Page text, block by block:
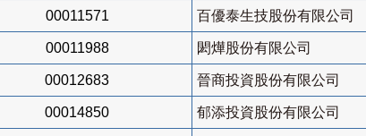
00011571 百優泰生技股份有限公司
00011988 閎燁股份有限公司
00012683 晉商投資股份有限公司
00014850 郁添投資股份有限公司